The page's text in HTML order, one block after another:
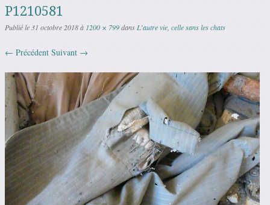
P1210581
Publié le31 octobre 2018à 1200 × 799dansL’autre vie, celle sans les chats
← Précédent Suivant →